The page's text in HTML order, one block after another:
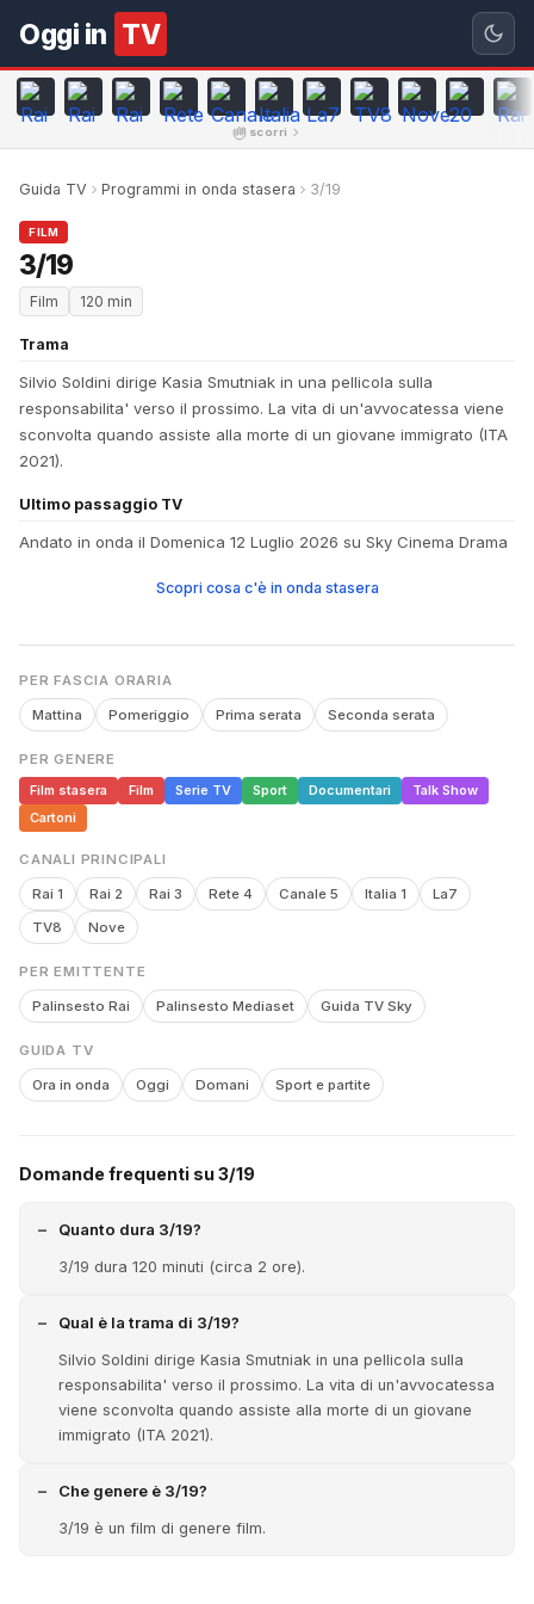
Oggi in TV
scorri
Guida TV Programmi in onda stasera 3/19
FILM
3/19
Film 120 min
Trama
Silvio Soldini dirige Kasia Smutniak in una pellicola sulla
responsabilita' verso il prossimo. La vita di un'avvocatessa viene
sconvolta quando assiste alla morte di un giovane immigrato (ITA
2021).
Ultimo passaggio TV
Andato in onda il Domenica 12 Luglio 2026 su Sky Cinema Drama
Scopri cosa c'è in onda stasera
PER FASCIA ORARIA
Mattina Pomeriggio Prima serata Seconda serata
PER GENERE
Film stasera
Film Serie TV Sport Documentari
Talk Show
Cartoni
CANALI PRINCIPALI
Rai 1 Rai 2 Rai 3 Rete 4 Canale 5 Italia 1
La7
TV8
Nove
PER EMITTENTE
Palinsesto Rai Palinsesto Mediaset Guida TV Sky
GUIDA TV
Ora in onda Oggi Domani Sport e partite
Domande frequenti su 3/19
Quanto dura 3/19?
3/19 dura 120 minuti (circa 2 ore).
Qual è la trama di 3/19?
Silvio Soldini dirige Kasia Smutniak in una pellicola sulla
responsabilita' verso il prossimo. La vita di un'avvocatessa
viene sconvolta quando assiste alla morte di un giovane
immigrato (ITA 2021).
Che genere è 3/19?
3/19 è un film di genere film.